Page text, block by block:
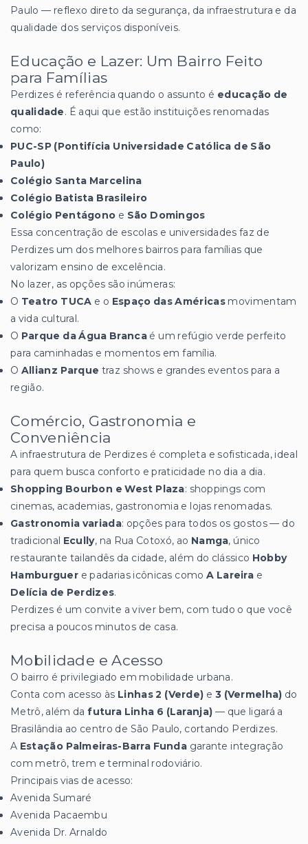
Paulo — reflexo direto da segurança, da infraestrutura e da
qualidade dos serviços disponíveis.
Educação e Lazer: Um Bairro Feito
para Famílias
Perdizes é referência quando o assunto é educação de
qualidade. É aqui que estão instituições renomadas
como:
PUC-SP (Pontifícia Universidade Católica de São
Paulo)
Colégio Santa Marcelina
Colégio Batista Brasileiro
Colégio Pentágono e São Domingos
Essa concentração de escolas e universidades faz de
Perdizes um dos melhores bairros para famílias que
valorizam ensino de excelência.
No lazer, as opções são inúmeras:
O Teatro TUCA e o Espaço das Américasmovimentam
a vida cultural.
O Parque da Água Brancaé um refúgio verde perfeito
para caminhadas e momentos em família.
O Allianz Parque traz shows e grandes eventos para a
região.
Comércio, Gastronomia e
Conveniência
A infraestrutura de Perdizes é completa e sofisticada, ideal
para quem busca conforto e praticidade no dia a dia.
Shopping Bourbon e West Plaza: shoppings com
cinemas, academias, gastronomia e lojas renomadas.
Gastronomia variada: opções para todos os gostos — do
tradicional Ecully, na Rua Cotoxó, ao Namga, único
restaurante tailandês da cidade, além do clássico Hobby
Hamburguer e padarias icônicas comoA Lareira e
Delícia de Perdizes.
Perdizes é um convite a viver bem, com tudo o que você
precisa a poucos minutos de casa.
Mobilidade e Acesso
O bairro é privilegiado em mobilidade urbana.
Conta com acesso às Linhas 2 (Verde) e 3 (Vermelha) do
Metrô, além dafutura Linha 6 (Laranja) — que ligará a
Brasilândia ao centro de São Paulo, cortando Perdizes.
A Estação Palmeiras-Barra Funda garante integração
com metrô, trem e terminal rodoviário.
Principais vias de acesso:
Avenida Sumaré
Avenida Pacaembu
Avenida Dr. Arnaldo